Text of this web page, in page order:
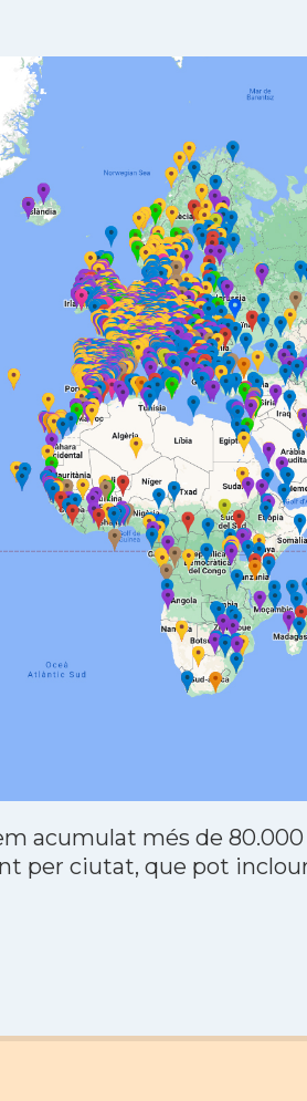
acumulat més de
per ciutat, que pot